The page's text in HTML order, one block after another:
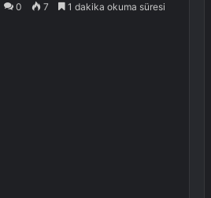
0 7 1 dakika okuma süresi